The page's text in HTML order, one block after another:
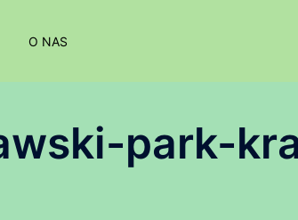
O NAS
park-